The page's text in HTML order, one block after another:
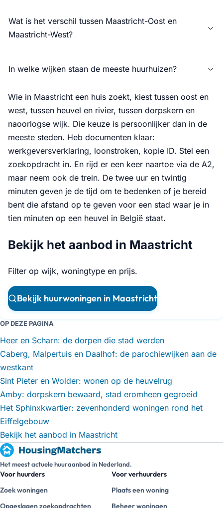
Wat is het verschil tussen Maastricht-Oost en
Maastricht-West?
In welke wijken staan de meeste huurhuizen?
Wie in Maastricht een huis zoekt, kiest tussen oost en
west, tussen heuvel en rivier, tussen dorpskern en
naoorlogse wijk. Die keuze is persoonlijker dan in de
meeste steden. Heb documenten klaar:
werkgeversverklaring, loonstroken, kopie ID. Stel een
zoekopdracht in. En rijd er een keer naartoe via de A2,
maar neem ook de trein. De twee uur en twintig
minuten geven je de tijd om te bedenken of je bereid
bent die afstand op te geven voor een stad waar je in
tien minuten op een heuvel in België staat.
Bekijk het aanbod in Maastricht
Filter op wijk, woningtype en prijs.
Bekijk huurwoningen in Maastricht
OP DEZE PAGINA
Heer en Scharn: de dorpen die stad werden
Caberg, Malpertuis en Daalhof: de parochiewijken aan de
westkant
Sint Pieter en Wolder: wonen op de heuvelrug
Amby: dorpskern bewaard, stad eromheen gegroeid
Het Sphinxkwartier: zevenhonderd woningen rond het
Eiffelgebouw
Bekijk het aanbod in Maastricht
Het meest actuele huuraanbod in Nederland.
Voor huurders
Zoek woningen
Opgeslagen zoekopdrachten
Voor verhuurders
Plaats een woning
Beheer woningen